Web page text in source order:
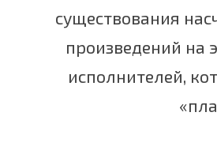
существования
произведений на
исполнителей,